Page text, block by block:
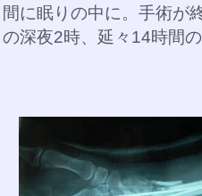
間に眠りの中に。手術が
の深夜2時、延々14時間